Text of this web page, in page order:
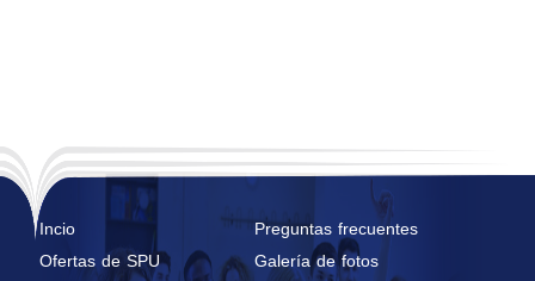
Incio
Preguntas frecuentes
Ofertas de SPU
Galería de fotos